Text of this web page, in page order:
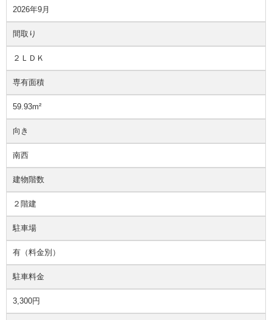
2026年9月
間取り
２ＬＤＫ
専有面積
59.93m²
向き
南西
建物階数
２階建
駐車場
有（料金別）
駐車料金
3,300円